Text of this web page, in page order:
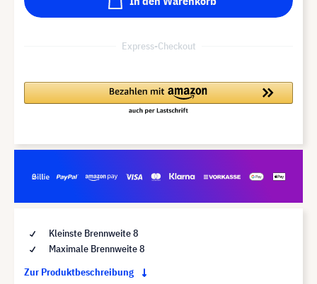
Express-Checkout
Kleinste Brennweite 8
Maximale Brennweite 8
Zur Produktbeschreibung